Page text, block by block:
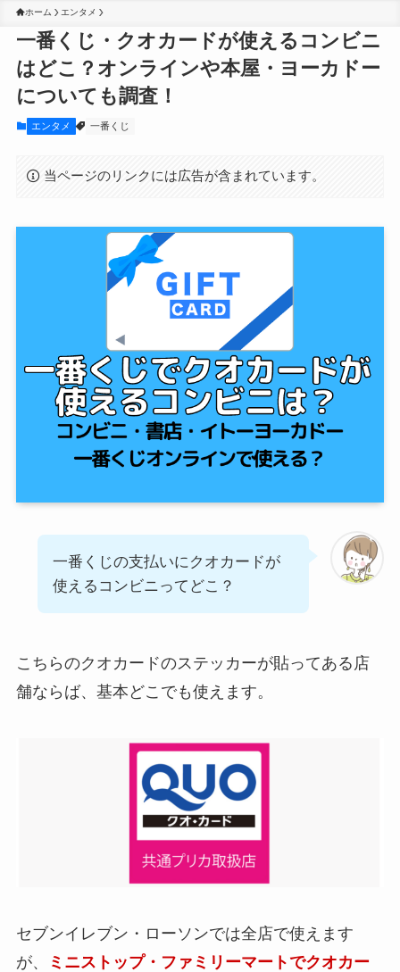
ホーム エンタメ
一番くじ・クオカードが使えるコンビニ
はどこ？オンラインや本屋・ヨーカドー
についても調査！
エンタメ 一番くじ
当ページのリンクには広告が含まれています。
一番くじの支払いにクオカードが
使えるコンビニってどこ？
こちらのクオカードのステッカーが貼ってある店
舗ならば、基本どこでも使えます。
セブンイレブン・ローソンでは全店で使えます
が、
ミニストップ・ファミリーマートでクオカー